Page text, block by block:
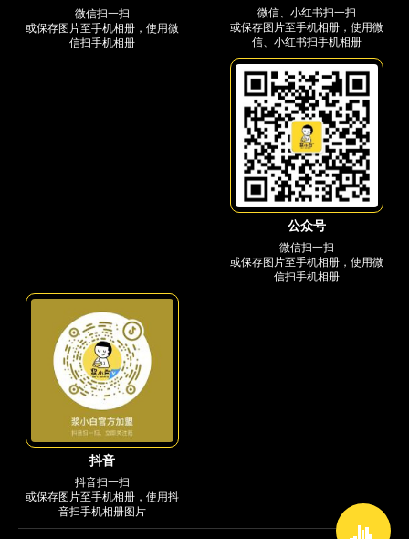
微信扫一扫
或保存图片至手机相册，使用微
信扫手机相册
微信、小红书扫一扫
或保存图片至手机相册，使用微
信、小红书扫手机相册
公众号
微信扫一扫
或保存图片至手机相册，使用微
信扫手机相册
抖音
抖音扫一扫
或保存图片至手机相册，使用抖
音扫手机相册图片